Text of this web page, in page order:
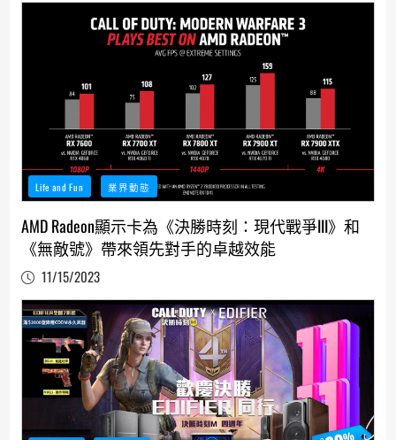
Life and Fun 業界動態
AMD Radeon顯示卡為《決勝時刻：現代戰爭III》和
《無敵號》帶來領先對手的卓越效能
11/15/2023